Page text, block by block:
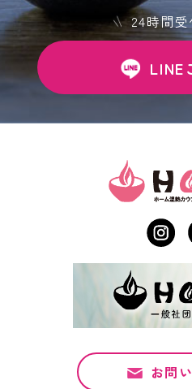
24時間
LINE
お問